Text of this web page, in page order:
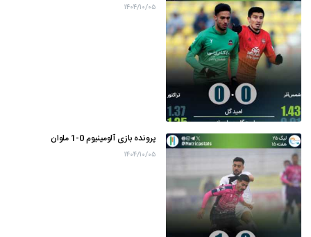
۱۴۰۴/۱۰/۰۵
پرونده بازی آلومینیوم 0-1 ملوان
۱۴۰۴/۱۰/۰۵